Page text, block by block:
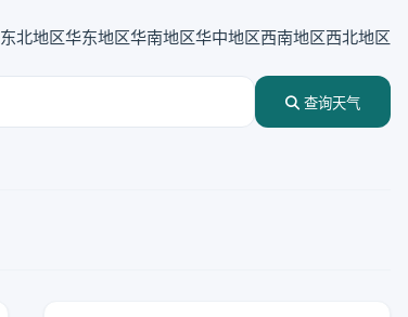
东北地区华东地区华南地区华中地区西南地区西北地区
查询天气